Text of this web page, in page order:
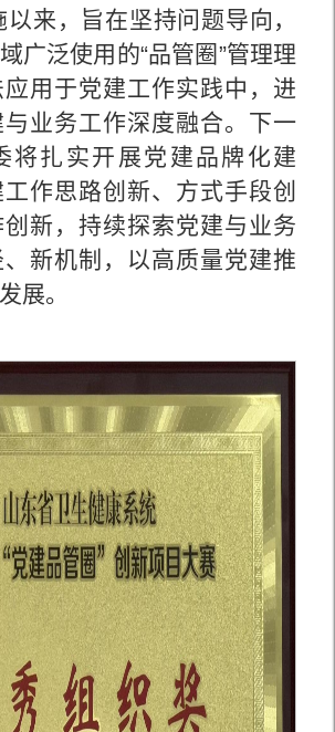
来，旨在坚持问题导向，
广泛使用的“品管圈”管理理
用于党建工作实践中，进
业务工作深度融合。下一
将扎实开展党建品牌化建
作思路创新、方式手段创
新，持续探索党建与业务
新机制，以高质量党建推
展。